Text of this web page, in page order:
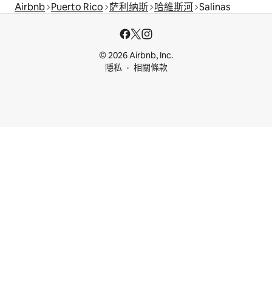
Airbnb Puerto Rico 萨利纳斯 哈維斯河 Salinas
© 2026 Airbnb, Inc.
隱私
相關條款